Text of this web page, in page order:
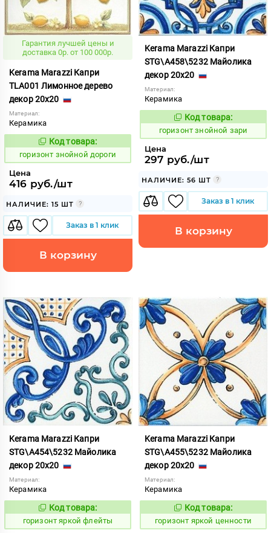
Гарантия лучшей цены и
доставка 0р. от 100 000р.
Kerama Marazzi Капри
TLA001 Лимонное дерево
декор 20x20
Материал:
Керамика
300897
Код товара:
горизонт знойной дороги
Цена
416 руб./шт
НАЛИЧИЕ: 15 ШТ
Заказ в 1 клик
В корзину
Kerama Marazzi Капри
STG\A458\5232 Майолика
декор 20x20
Материал:
Керамика
300903
Код товара:
горизонт знойной зари
Цена
297 руб./шт
НАЛИЧИЕ: 56 ШТ
Заказ в 1 клик
В корзину
Kerama Marazzi Капри
STG\A454\5232 Майолика
декор 20x20
Материал:
Керамика
303991
Код товара:
горизонт яркой флейты
Kerama Marazzi Капри
STG\A455\5232 Майолика
декор 20x20
Материал:
Керамика
303992
Код товара:
горизонт яркой ценности